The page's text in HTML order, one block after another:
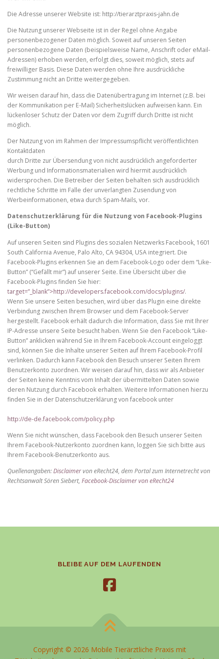
DATENSCHUTZ
Die Adresse unserer Website ist: http://tierarztpraxis-jahn.de
Die Nutzung unserer Webseite ist in der Regel ohne Angabe
personenbezogener Daten möglich. Soweit auf unseren Seiten
personenbezogene Daten (beispielsweise Name, Anschrift oder eMail-
Adressen) erhoben werden, erfolgt dies, soweit möglich, stets auf
freiwilliger Basis. Diese Daten werden ohne Ihre ausdrückliche
Zustimmung nicht an Dritte weitergegeben.
Wir weisen darauf hin, dass die Datenübertragung im Internet (z.B. bei
der Kommunikation per E-Mail) Sicherheitslücken aufweisen kann. Ein
lückenloser Schutz der Daten vor dem Zugriff durch Dritte ist nicht
möglich.
Der Nutzung von im Rahmen der Impressumspflicht veröffentlichten
Kontaktdaten
durch Dritte zur Übersendung von nicht ausdrücklich angeforderter
Werbung und Informationsmaterialien wird hiermit ausdrücklich
widersprochen. Die Betreiber der Seiten behalten sich ausdrücklich
rechtliche Schritte im Falle der unverlangten Zusendung von
Werbeinformationen, etwa durch Spam-Mails, vor.
Datenschutzerklärung für die Nutzung von Facebook-Plugins
(Like-Button)
Auf unseren Seiten sind Plugins des sozialen Netzwerks Facebook, 1601
South California Avenue, Palo Alto, CA 94304, USA integriert. Die
Facebook-Plugins erkennen Sie an dem Facebook-Logo oder dem “Like-
Button” (“Gefällt mir”) auf unserer Seite. Eine Übersicht über die
Facebook-Plugins finden Sie hier:
target=”_blank”>http://developers.facebook.com/docs/plugins/.
Wenn Sie unsere Seiten besuchen, wird über das Plugin eine direkte
Verbindung zwischen Ihrem Browser und dem Facebook-Server
hergestellt. Facebook erhält dadurch die Information, dass Sie mit Ihrer
IP-Adresse unsere Seite besucht haben. Wenn Sie den Facebook “Like-
Button” anklicken während Sie in Ihrem Facebook-Account eingeloggt
sind, können Sie die Inhalte unserer Seiten auf Ihrem Facebook-Profil
verlinken. Dadurch kann Facebook den Besuch unserer Seiten Ihrem
Benutzerkonto zuordnen. Wir weisen darauf hin, dass wir als Anbieter
der Seiten keine Kenntnis vom Inhalt der übermittelten Daten sowie
deren Nutzung durch Facebook erhalten. Weitere Informationen hierzu
finden Sie in der Datenschutzerklärung von facebook unter
http://de-de.facebook.com/policy.php
Wenn Sie nicht wünschen, dass Facebook den Besuch unserer Seiten
Ihrem Facebook-Nutzerkonto zuordnen kann, loggen Sie sich bitte aus
Ihrem Facebook-Benutzerkonto aus.
Quellenangaben:Disclaimervon eRecht24, dem Portal zum Internetrecht von
Rechtsanwalt Sören Siebert, Facebook-Disclaimer von eRecht24
BLEIBE AUF DEM LAUFENDEN
Copyright © 2026 Mobile Tierärztliche Praxis mit